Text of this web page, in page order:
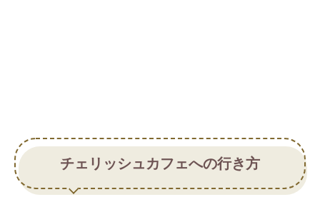
チェリッシュカフェへの行き方